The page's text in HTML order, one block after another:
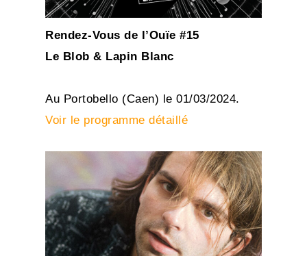
Rendez-Vous de l’Ouïe #15
Le Blob & Lapin Blanc
Au Portobello (Caen) le 01/03/2024.
Voir le programme détaillé